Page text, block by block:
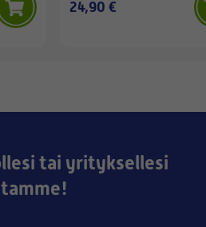
24,90 €
tai yrityksellesi